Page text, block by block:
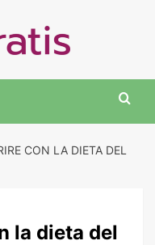
CON LA DIETA DEL
la dieta del